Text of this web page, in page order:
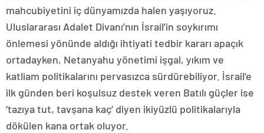
mahcubiyetini iç dünyamızda halen yaşıyoruz.
Uluslararası Adalet Divanı’nın İsrail’in soykırımı
önlemesi yönünde aldığı ihtiyati tedbir kararı apaçık
ortadayken, Netanyahu yönetimi işgal, yıkım ve
katliam politikalarını pervasızca sürdürebiliyor. İsrail’e
ilk günden beri koşulsuz destek veren Batılı güçler ise
‘tazıya tut, tavşana kaç’ diyen ikiyüzlü politikalarıyla
dökülen kana ortak oluyor.